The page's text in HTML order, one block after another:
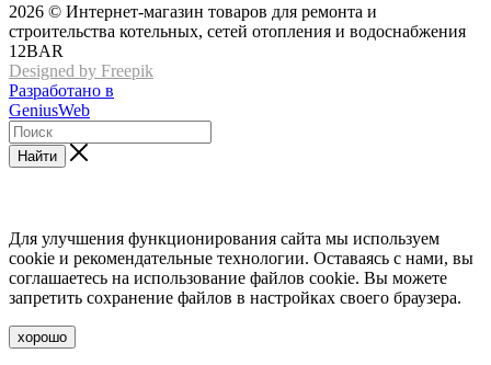
2026 © Интернет-магазин товаров для ремонта и
строительства котельных, сетей отопления и водоснабжения
12BAR
Designed by Freepik
Разработано в
GeniusWeb
Найти
Для улучшения функционирования сайта мы используем
cookie и рекомендательные технологии. Оставаясь с нами, вы
соглашаетесь на использование файлов cookie. Вы можете
запретить сохранение файлов в настройках своего браузера.
хорошо